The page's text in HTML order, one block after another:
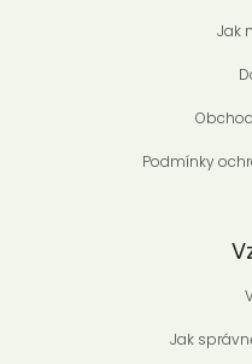
Jak
Podmínky
Jak